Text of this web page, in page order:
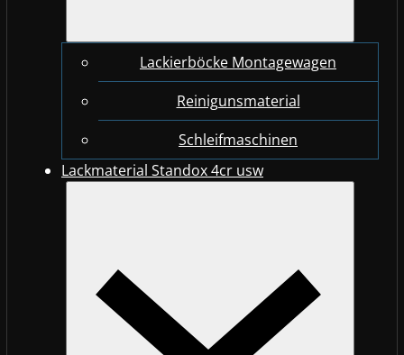
Lackierböcke Montagewagen
Reinigunsmaterial
Schleifmaschinen
Lackmaterial Standox 4cr usw